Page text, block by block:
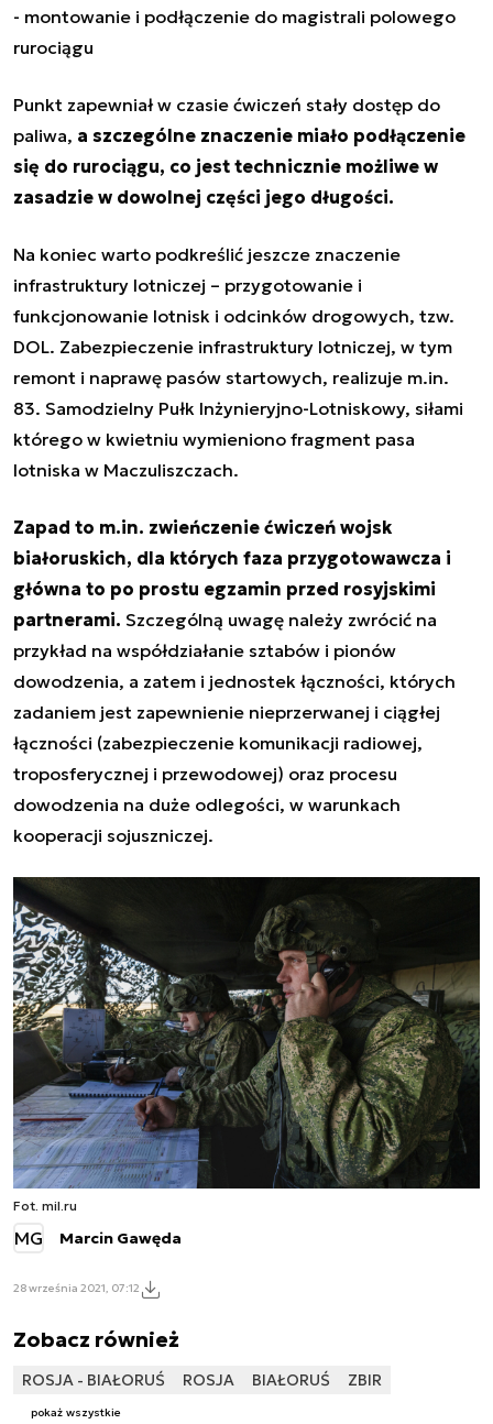
- montowanie i podłączenie do magistrali polowego
rurociągu
Punkt zapewniał w czasie ćwiczeń stały dostęp do
paliwa, a szczególne znaczenie miało podłączenie
się do rurociągu, co jest technicznie możliwe w
zasadzie w dowolnej części jego długości.
Na koniec warto podkreślić jeszcze znaczenie
infrastruktury lotniczej – przygotowanie i
funkcjonowanie lotnisk i odcinków drogowych, tzw.
DOL. Zabezpieczenie infrastruktury lotniczej, w tym
remont i naprawę pasów startowych, realizuje m.in.
83. Samodzielny Pułk Inżynieryjno-Lotniskowy, siłami
którego w kwietniu wymieniono fragment pasa
lotniska w Maczuliszczach.
Zapad to m.in. zwieńczenie ćwiczeń wojsk
białoruskich, dla których faza przygotowawcza i
główna to po prostu egzamin przed rosyjskimi
partnerami. Szczególną uwagę należy zwrócić na
przykład na współdziałanie sztabów i pionów
dowodzenia, a zatem i jednostek łączności, których
zadaniem jest zapewnienie nieprzerwanej i ciągłej
łączności (zabezpieczenie komunikacji radiowej,
troposferycznej i przewodowej) oraz procesu
dowodzenia na duże odlegości, w warunkach
kooperacji sojuszniczej.
Fot. mil.ru
MG Marcin Gawęda
28 września 2021, 07:12
Zobacz również
ROSJA - BIAŁORUŚ ROSJA BIAŁORUŚ ZBIR
pokaż wszystkie